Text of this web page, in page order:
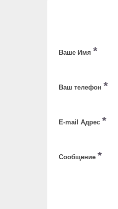
Ваше Имя *
Ваш телефон *
E-mail Адрес *
Сообщение *